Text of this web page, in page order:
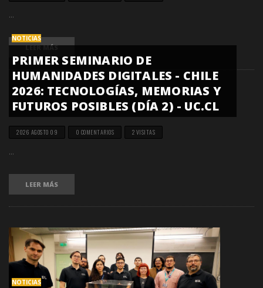
...
LEER MÁS
NOTICIAS
PRIMER SEMINARIO DE
HUMANIDADES DIGITALES - CHILE
2026: TECNOLOGÍAS, MEMORIAS Y
FUTUROS POSIBLES (DÍA 2) - UC.CL
2026 AGOSTO 09 0 COMENTARIOS 2 VISITAS
...
LEER MÁS
NOTICIAS